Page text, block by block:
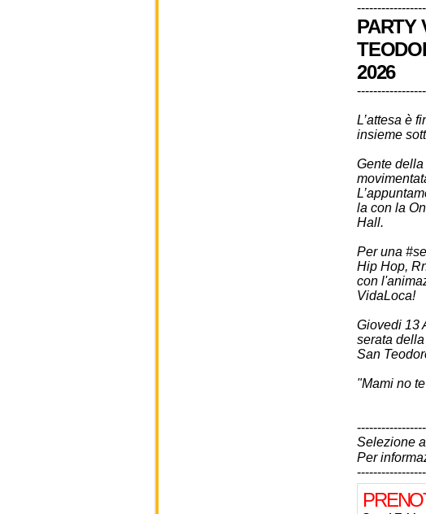
PARTY
2026
L’attesa è
insieme
Gente
la con la
Hall.
Per una
Hip Hop,
con
VidaLoca!
Giovedi 13
serata
San
"Mami no
Selezione
Per